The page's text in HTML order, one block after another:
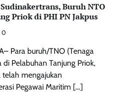
Buruh NTO
Priok di PHI PN Jakpus
0
Para buruh/TNO (Tenaga
Pelabuhan Tanjung Priok,
telah mengajukan
Pegawai Maritim […]